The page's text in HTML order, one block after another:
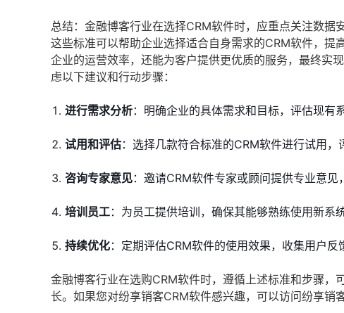
总结：金融博客行业在选择CRM软件时，应重点关注数据
这些标准可以帮助企业选择适合自身需求的CRM软件，
企业的运营效率，还能为客户提供更优质的服务，最终实
虑以下建议和行动步骤：
进行需求分析：明确企业的具体需求和目标，评估现有
试用和评估：选择几款符合标准的CRM软件进行试用，
咨询专家意见：邀请CRM软件专家或顾问提供专业意见
培训员工：为员工提供培训，确保其能够熟练使用新系
持续优化：定期评估CRM软件的使用效果，收集用户反
金融博客行业在选购CRM软件时，遵循上述标准和步骤
长。如果您对纷享销客CRM软件感兴趣，可以访问纷享销